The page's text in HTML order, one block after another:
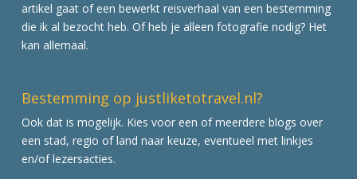
artikel gaat of een bewerkt reisverhaal van een bestemming
die ik al bezocht heb. Of heb je alleen fotografie nodig? Het
kan allemaal.
Bestemming op justliketotravel.nl?
Ook dat is mogelijk. Kies voor een of meerdere blogs over
een stad, regio of land naar keuze, eventueel met linkjes
en/of lezersacties.